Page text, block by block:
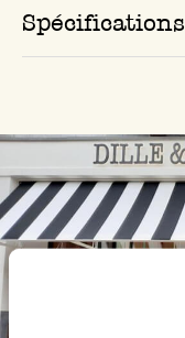
Spécifications